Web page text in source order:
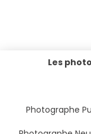
Les
Photographe